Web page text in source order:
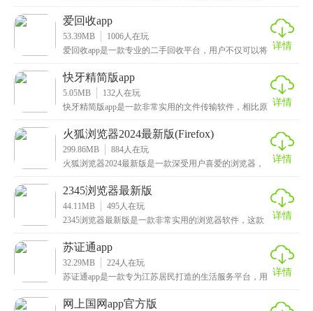
滑
爱回收app
53.39MB 1006人在玩
爱回收app是一款专业的二手回收平台，用户不仅可以将 详情
快牙精简版app
5.05MB 132人在玩
快牙精简版app是一款非常实用的文件传输软件，相比原 详情
火狐浏览器2024最新版(Firefox)
299.86MB 884人在玩
火狐浏览器2024最新版是一款深受用户喜爱的浏览器，
详情
2345浏览器最新版
44.11MB 495人在玩
2345浏览器最新版是一款非常实用的浏览器软件，这款
详情
苏证通app
32.29MB 224人在玩
苏证通app是一款专为江苏居民打造的生活服务平台，用
详情
网上国网app官方版